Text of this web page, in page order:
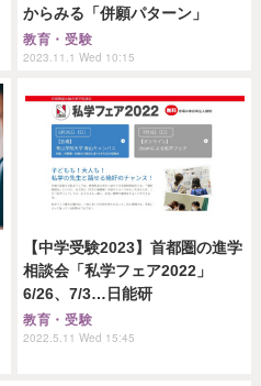
からみる「併願パターン」
教育・受験
2023.11.1 Wed 10:15
【中学受験2023】首都圏の進学
相談会「私学フェア2022」
6/26、7/3…日能研
教育・受験
2022.5.11 Wed 15:45